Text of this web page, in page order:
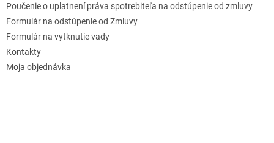
Poučenie o uplatnení práva spotrebiteľa na odstúpenie od zmluvy
Formulár na odstúpenie od Zmluvy
Formulár na vytknutie vady
Kontakty
Moja objednávka